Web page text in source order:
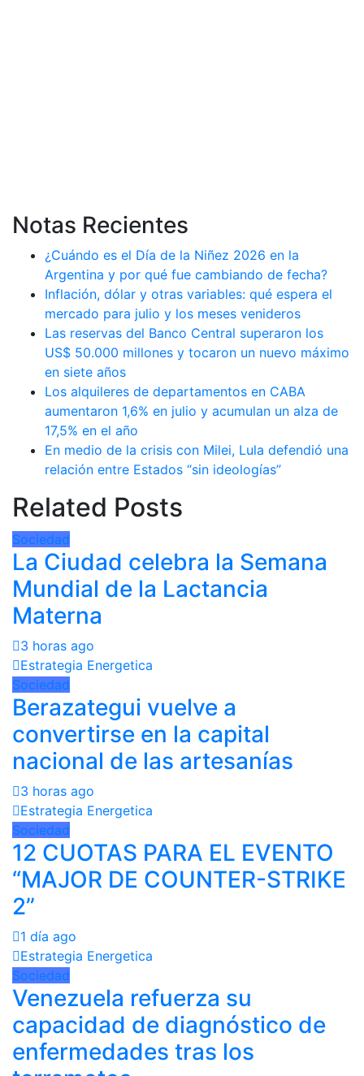
Notas Recientes
¿Cuándo es el Día de la Niñez 2026 en la
Argentina y por qué fue cambiando de fecha?
Inflación, dólar y otras variables: qué espera el
mercado para julio y los meses venideros
Las reservas del Banco Central superaron los
US$ 50.000 millones y tocaron un nuevo máximo
en siete años
Los alquileres de departamentos en CABA
aumentaron 1,6% en julio y acumulan un alza de
17,5% en el año
En medio de la crisis con Milei, Lula defendió una
relación entre Estados “sin ideologías”
Related Posts
Sociedad
La Ciudad celebra la Semana
Mundial de la Lactancia
Materna
3 horas ago
Estrategia Energetica
Sociedad
Berazategui vuelve a
convertirse en la capital
nacional de las artesanías
3 horas ago
Estrategia Energetica
Sociedad
12 CUOTAS PARA EL EVENTO
“MAJOR DE COUNTER-STRIKE
2”
1 día ago
Estrategia Energetica
Sociedad
Venezuela refuerza su
capacidad de diagnóstico de
enfermedades tras los